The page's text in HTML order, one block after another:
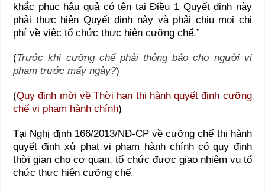
khắc phục hậu quả có tên tại Điều 1 Quyết định này
phải thực hiện Quyết định này và phải chịu mọi chi
phí về việc tổ chức thực hiện cưỡng chế.”
(Trước khi cưỡng chế phải thông báo cho người vi
phạm trước mấy ngày?)
(Quy định mời về Thời hạn thi hành quyết định cưỡng
chế vi phạm hành chính)
Tại Nghị định 166/2013/NĐ-CP về cưỡng chế thi hành
quyết định xử phạt vi phạm hành chính có quy định
thời gian cho cơ quan, tổ chức được giao nhiệm vụ tổ
chức thực hiện cưỡng chế.